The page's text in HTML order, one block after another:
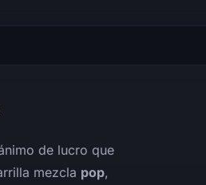
de lucro que
mezcla pop,